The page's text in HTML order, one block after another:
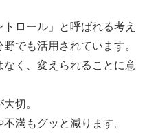
ロール」と呼ばれる考え
でも活用されています。
く、変えられることに意
切。
満もグッと減ります。